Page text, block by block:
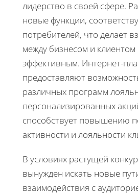
лидерство в своей сфере.
новые функции,
потребителей, что делает
между бизнесом и
эффективным. Интернет-
предоставляют
различных программ
персонализированных
способствует повышению
активности и лояльности
В условиях растущей
вынужден искать новые
взаимодействия с